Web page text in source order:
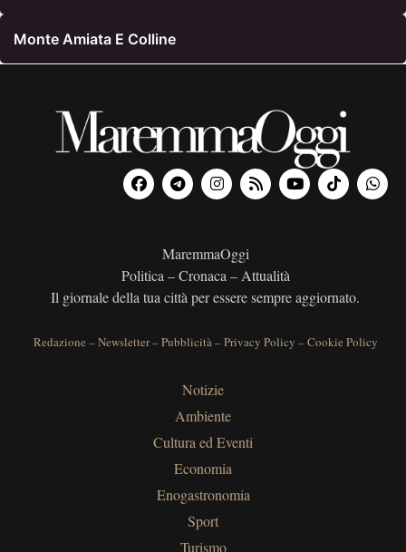
Monte Amiata E Colline
MaremmaOggi
Politica – Cronaca – Attualità
Il giornale della tua città per essere sempre aggiornato.
Redazione –Newsletter–Pubblicità–Privacy Policy –Cookie Policy
Notizie
Ambiente
Cultura ed Eventi
Economia
Enogastronomia
Sport
Turismo